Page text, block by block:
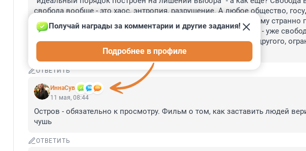
свобода вообще - это хаос, энтропия, разрушение. А любое общество,
лишение свобод для установления порядка, структуры. Поэтому странно
свободах в обществе, государстве, любом. Где больше одного - уже
каждый должен считаться с желаниями и необходимостями другого,
свои желания и потребности, терять свободу.
ОТВЕТИТЬ
ИннаСув
Получай награды за комментарии и другие задания!
Подробнее в профиле
11 мая, 08:44
Остров - обязательно к просмотру. Фильм о том, как заставить людей
чушь
ОТВЕТИТЬ